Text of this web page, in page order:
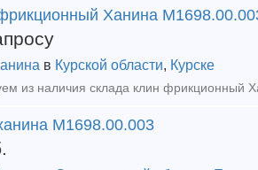
Ханина
в Курской области, Курске
М1698.00.003